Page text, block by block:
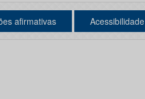
afirmativas Acessibilidade